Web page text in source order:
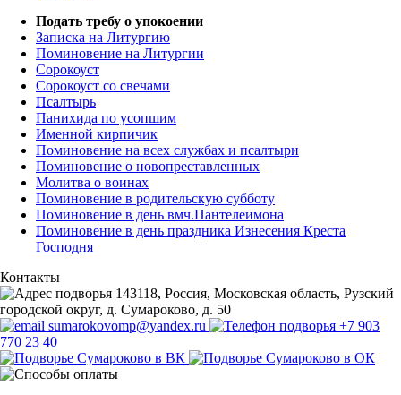
Подать требу о упокоении
Записка на Литургию
Поминовение на Литургии
Сорокоуст
Сорокоуст со свечами
Псалтырь
Панихида по усопшим
Именной кирпичик
Поминовение на всех службах и псалтыри
Поминовение о новопреставленных
Молитва о воинах
Поминовение в родительскую субботу
Поминовение в день вмч.Пантелеимона
Поминовение в день праздника Изнесения Креста
Господня
Контакты
143118, Россия, Московская область, Рузский
городской округ, д. Сумароково, д. 50
sumarokovomp@yandex.ru
+7 903
770 23 40